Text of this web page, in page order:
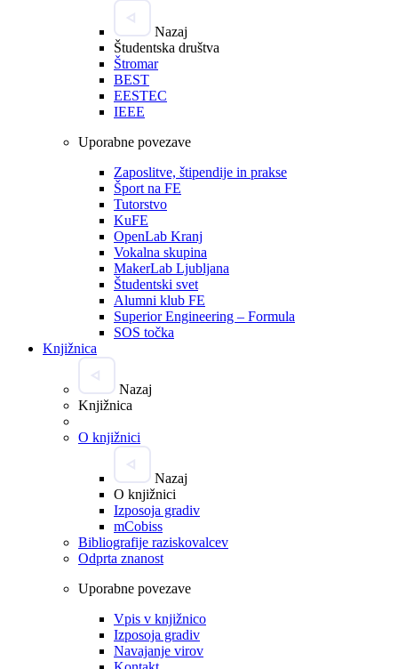
Nazaj
Študentska društva
Štromar
BEST
EESTEC
IEEE
Uporabne povezave
Zaposlitve, štipendije in prakse
Šport na FE
Tutorstvo
KuFE
OpenLab Kranj
Vokalna skupina
MakerLab Ljubljana
Študentski svet
Alumni klub FE
Superior Engineering – Formula
SOS točka
Knjižnica
Nazaj
Knjižnica
O knjižnici
Nazaj
O knjižnici
Izposoja gradiv
mCobiss
Bibliografije raziskovalcev
Odprta znanost
Uporabne povezave
Vpis v knjižnico
Izposoja gradiv
Navajanje virov